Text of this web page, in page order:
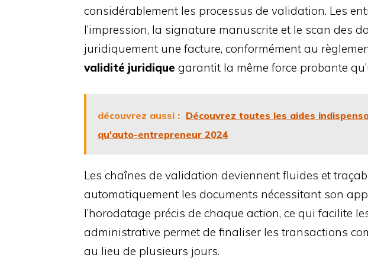
considérablement les processus de validation. Les
l’impression, la signature manuscrite et le scan des
juridiquement une facture, conformément au
validité juridique garantit la même force probante
découvrez aussi : Découvrez toutes les aides
qu'auto-entrepreneur 2024
Les chaînes de validation deviennent fluides et
automatiquement les documents nécessitant son
l’horodatage précis de chaque action, ce qui facilite
administrative permet de finaliser les transactions
au lieu de plusieurs jours.